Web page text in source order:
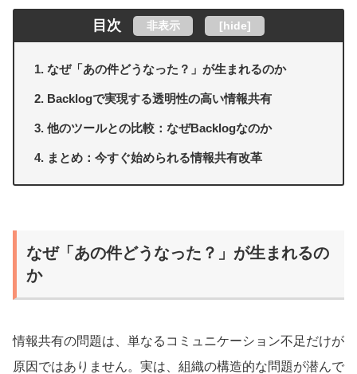
目次 非表示 [hide]
なぜ「あの件どうなった？」が生まれるのか
Backlogで実現する透明性の高い情報共有
他のツールとの比較：なぜBacklogなのか
まとめ：今すぐ始められる情報共有改革
なぜ「あの件どうなった？」が生まれるの
か
情報共有の問題は、単なるコミュニケーション不足だけが
原因ではありません。実は、組織の構造的な問題が潜んで